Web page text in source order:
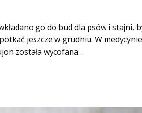
go do bud dla psów i stajni,
jeszcze w grudniu. W
została wycofana…